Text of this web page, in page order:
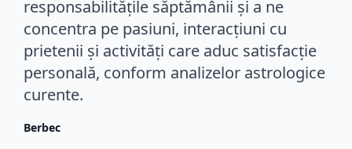
responsabilitățile săptămânii și a ne
concentra pe pasiuni, interacțiuni cu
prietenii și activități care aduc satisfacție
personală, conform analizelor astrologice
curente.
Berbec